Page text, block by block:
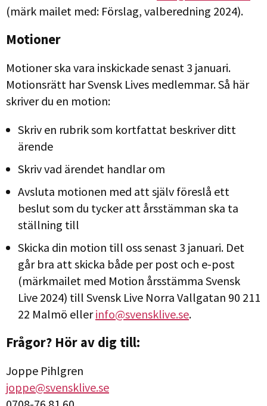
(märk mailet med: Förslag, valberedning 2024).
Motioner
Motioner ska vara inskickade senast 3 januari.
Motionsrätt har Svensk Lives medlemmar. Så här
skriver du en motion:
Skriv en rubrik som kortfattat beskriver ditt
ärende
Skriv vad ärendet handlar om
Avsluta motionen med att själv föreslå ett
beslut som du tycker att årsstämman ska ta
ställning till
Skicka din motion till oss senast 3 januari. Det
går bra att skicka både per post och e-post
(märkmailet med Motion årsstämma Svensk
Live 2024) till Svensk Live Norra Vallgatan 90 211
22 Malmö ellerinfo@svensklive.se.
Frågor? Hör av dig till:
Joppe Pihlgren
joppe@svensklive.se